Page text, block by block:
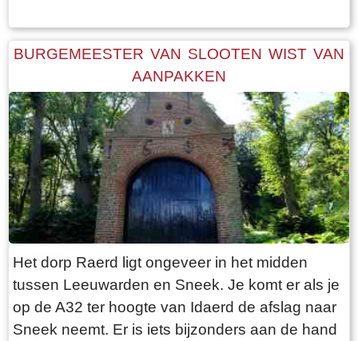
linker restaurant dat sinds een paar jaar in de
voormalige zoutloods gevestigd is. Zolang de
voorraad strekt welteverstaan. De naam
“Laaksumer Bot” suggereert dat de vis terplekke
gevangen wordt. En niets is minder waar.
Tegenover de twee visrestaurants ligt in het
kleinste haventje van Europa eenzaam en
alleen de HL6. Navraag in het restaurant leert
dan dit de vissersboot van de gebroeders De
Vries is. Zij zijn de laatste overgebleven vissers
van Laaksum. Eerder was er sprake van een
bescheiden vloot maar de meeste vissers van
Laaksum zijn er al lang geleden mee gestopt.
De gebroeders De Vries houden het dus nog vol
BURGEMEESTER VAN SLOOTEN WIST VAN
AANPAKKEN
Het dorp Raerd ligt ongeveer in het midden
tussen Leeuwarden en Sneek. Je komt er als je
op de A32 ter hoogte van Idaerd de afslag naar
Sneek neemt. Er is iets bijzonders aan de hand